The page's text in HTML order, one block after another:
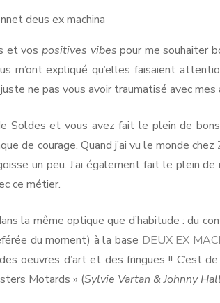
PEN LANN –
ROCHEVILAINE
RENNES
NOIRMOUTIER
PORNIC
PORNICHET
CABOURG &
MER
AMSTERDAM
et vospositives vibes pour me souhaiter
m’ont expliqué qu’elles faisaient
ne pas vous avoir traumatisé avec mes
Soldes et vous avez fait le plein de
de courage. Quand j’ai vu le monde chez
un peu. J’ai également fait le plein
ce métier.
la même optique que d’habitude : du
du moment) à la base DEUX EX
oeuvres d’art et des fringues !! C’est
Motards » (Sylvie Vartan & Johnny